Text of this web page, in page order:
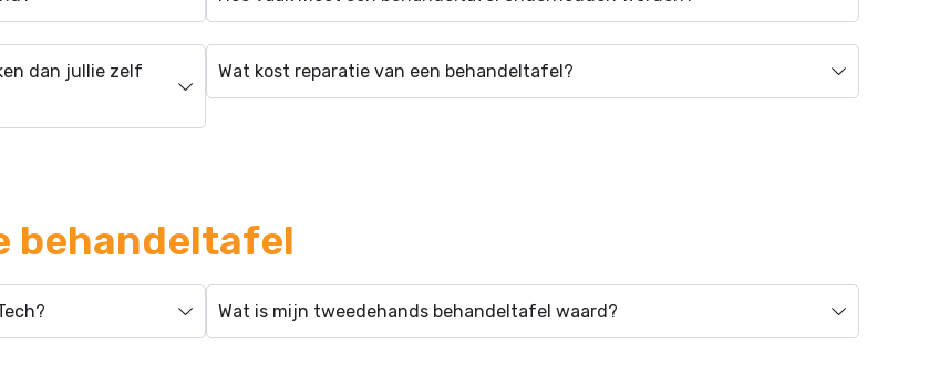
dan jullie zelf
Wat kost reparatie van een behandeltafel?
behandeltafel
Wat is mijn tweedehands behandeltafel waard?